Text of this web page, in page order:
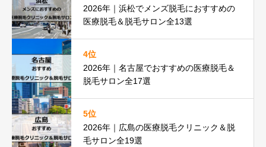
2026年｜浜松でメンズ脱毛におすすめの
医療脱毛＆脱毛サロン全13選
4位
2026年｜名古屋でおすすめの医療脱毛＆
脱毛サロン全17選
5位
2026年｜広島の医療脱毛クリニック＆脱
毛サロン全19選